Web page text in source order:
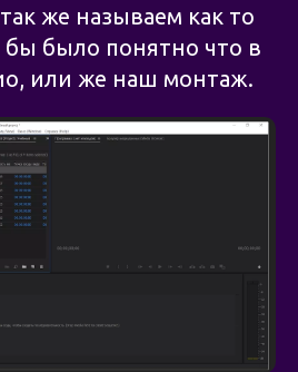
же называем как то
было понятно что в
или же наш монтаж.